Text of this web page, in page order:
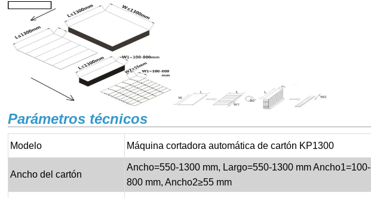
Parámetros técnicos
Modelo Máquina cortadora automática de cartón KP1300
Ancho del cartón
Ancho=550-1300 mm, Largo=550-1300 mm Ancho1=100-
800 mm, Ancho2≥55 mm